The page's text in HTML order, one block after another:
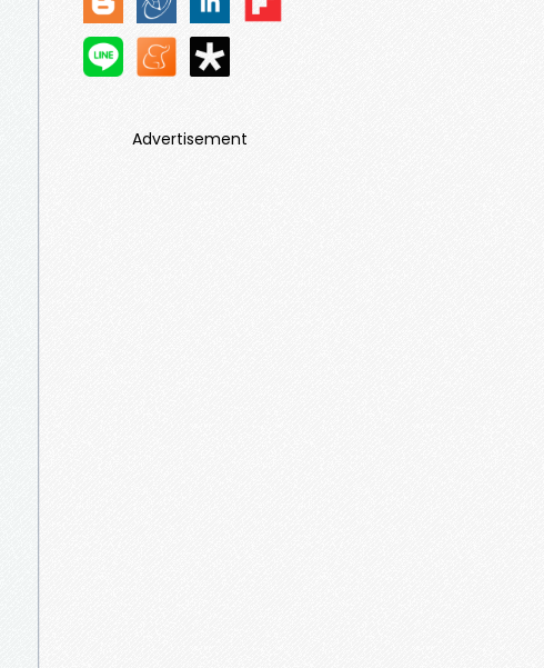
Advertisement